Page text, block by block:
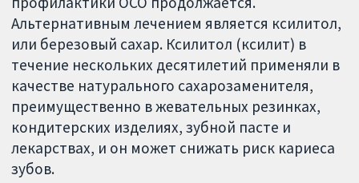
Альтернативным лечением является ксилитол,
или березовый сахар. Ксилитол (ксилит) в
течение нескольких десятилетий применяли в
качестве натурального сахарозаменителя,
преимущественно в жевательных резинках,
кондитерских изделиях, зубной пасте и
лекарствах, и он может снижать риск кариеса
зубов.